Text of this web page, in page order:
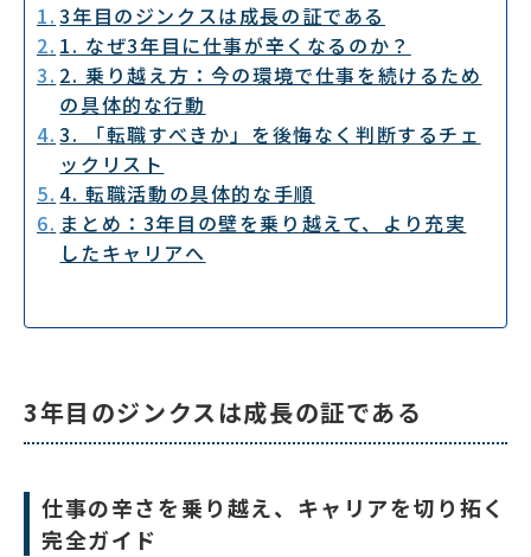
3年目のジンクスは成長の証である
1. なぜ3年目に仕事が辛くなるのか？
2. 乗り越え方：今の環境で仕事を続けるため
の具体的な行動
3. 「転職すべきか」を後悔なく判断するチェ
ックリスト
4. 転職活動の具体的な手順
まとめ：3年目の壁を乗り越えて、より充実
したキャリアへ
3年目のジンクスは成長の証である
仕事の辛さを乗り越え、キャリアを切り拓く
完全ガイド